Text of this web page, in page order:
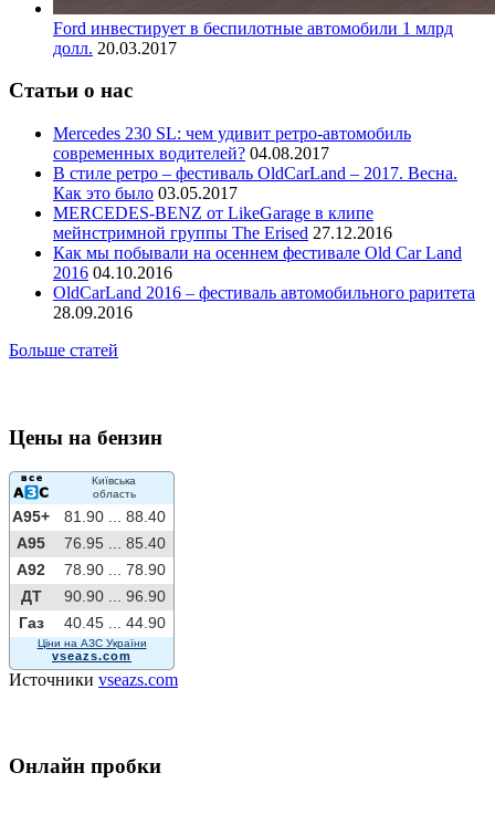
Ford инвестирует в беспилотные автомобили 1 млрд
долл. 20.03.2017
Статьи о нас
Mercedes 230 SL: чем удивит ретро-автомобиль
современных водителей? 04.08.2017
В стиле ретро – фестиваль OldCarLand – 2017. Весна.
Как это было 03.05.2017
MERCEDES-BENZ от LikeGarage в клипе
мейнстримной группы The Erised 27.12.2016
Как мы побывали на осеннем фестивале Old Car Land
2016 04.10.2016
OldCarLand 2016 – фестиваль автомобильного раритета
28.09.2016
Больше статей
Цены на бензин
Київська
область
A95+ 81.90 ...
88.40
A95
76.95 ...
85.40
A92
78.90 ...
78.90
ДТ
90.90 ...
96.90
Газ
40.45 ... 44.90
Ціни на АЗС України
vseazs.com
Источники vseazs.com
Онлайн пробки